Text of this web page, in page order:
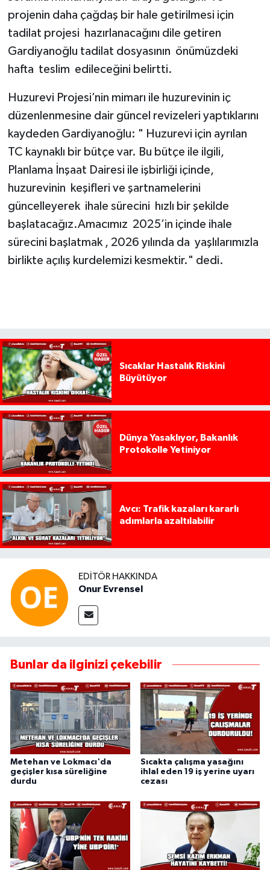
projenin daha çağdaş bir hale getirilmesi için
tadilat projesi hazırlanacağını dile getiren
Gardiyanoğlu tadilat dosyasının önümüzdeki
hafta teslim edileceğini belirtti.
Huzurevi Projesi’nin mimarı ile huzurevinin iç
düzenlenmesine dair güncel revizeleri yaptıklarını
kaydeden Gardiyanoğlu: " Huzurevi için ayrılan
TC kaynaklı bir bütçe var. Bu bütçe ile ilgili,
Planlama İnşaat Dairesi ile işbirliği içinde,
huzurevinin keşifleri ve şartnamelerini
güncelleyerek ihale sürecini hızlı bir şekilde
başlatacağız.Amacımız 2025’in içinde ihale
sürecini başlatmak , 2026 yılında da yaşlılarımızla
birlikte açılış kurdelemizi kesmektir." dedi.
Sıcaklar Hastalık Riskini
Büyütüyor
Dünya Yasaklıyor, Bakanlık
Protokolle Yetiniyor
Avcı: Trafik kazaları kararlı
adımlarla azaltılabilir
EDITÖR HAKKINDA
Onur Evrensel
Bunlar da ilginizi çekebilir
Metehan ve Lokmacı'da
geçişler kısa süreliğine
durdu
Sıcakta çalışma yasağını
ihlal eden 19 iş yerine uyarı
cezası